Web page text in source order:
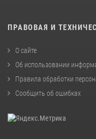
ПРАВОВАЯ И
О сайте
Об использовании
Правила обработки
Сообщить об ошибках